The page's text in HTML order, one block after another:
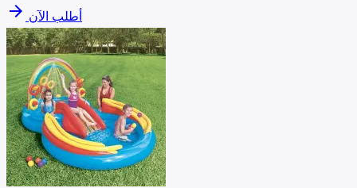
arrow_forward أطلب الآن